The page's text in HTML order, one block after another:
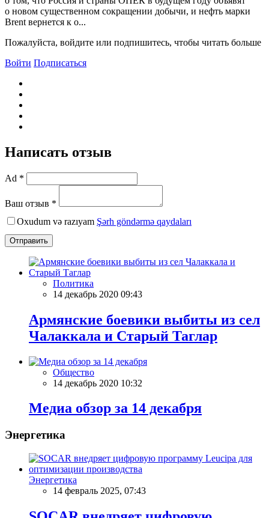
о новом существенном сокращении добычи, и нефть марки
Brent вернется к о...
Пожалуйста, войдите или подпишитесь, чтобы читать больше
Войти Подписаться
Написать отзыв
Ad *
Ваш отзыв *
Oxudum və razıyam Şərh göndərmə qaydaları
Отправить
Политика
14 декабрь 2020 09:43
Армянские боевики выбиты из сел
Чалаккала и Старый Таглар
Общество
14 декабрь 2020 10:32
Meдиа обзор за 14 декабря
Энергетика
Энергетика
14 февраль 2025, 07:43